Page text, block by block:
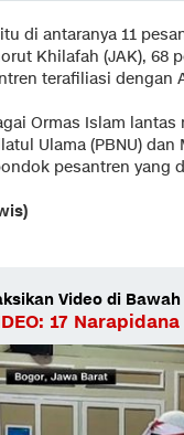
di antaranya 11
Khilafah (JAK), 68
terafiliasi dengan
Ormas Islam
Ulama (PBNU)
pesantren yang
Video di Bawah
17